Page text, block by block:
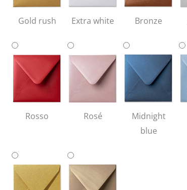
Gold rush Extra white Bronze
Rosso Rosé
Midnight
blue